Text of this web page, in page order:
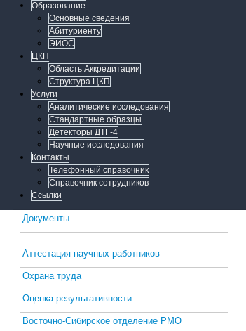
Образование
Основные сведения
Абитуриенту
ЭИОС
ЦКП
Область Аккредитации
Структура ЦКП
Услуги
Аналитические исследования
Стандартные образцы
Детекторы ДТГ-4
Научные исследования
Контакты
Телефонный справочник
Справочник сотрудников
Ссылки
Документы
Аттестация научных работников
Охрана труда
Оценка результативности
Восточно-Сибирское отделение РМО